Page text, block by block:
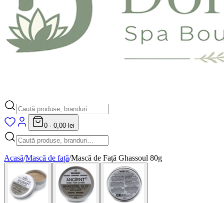
0 · 0,00 lei
Acasă/Mască de față/Mască de Față Ghassoul 80g